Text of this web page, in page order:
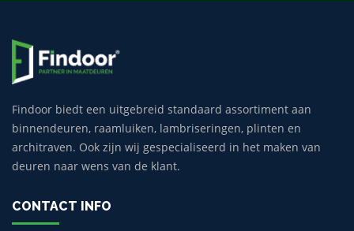
Findoor biedt een uitgebreid standaard assortiment aan
binnendeuren, raamluiken, lambriseringen, plinten en
architraven. Ook zijn wij gespecialiseerd in het maken van
deuren naar wens van de klant.
CONTACT INFO